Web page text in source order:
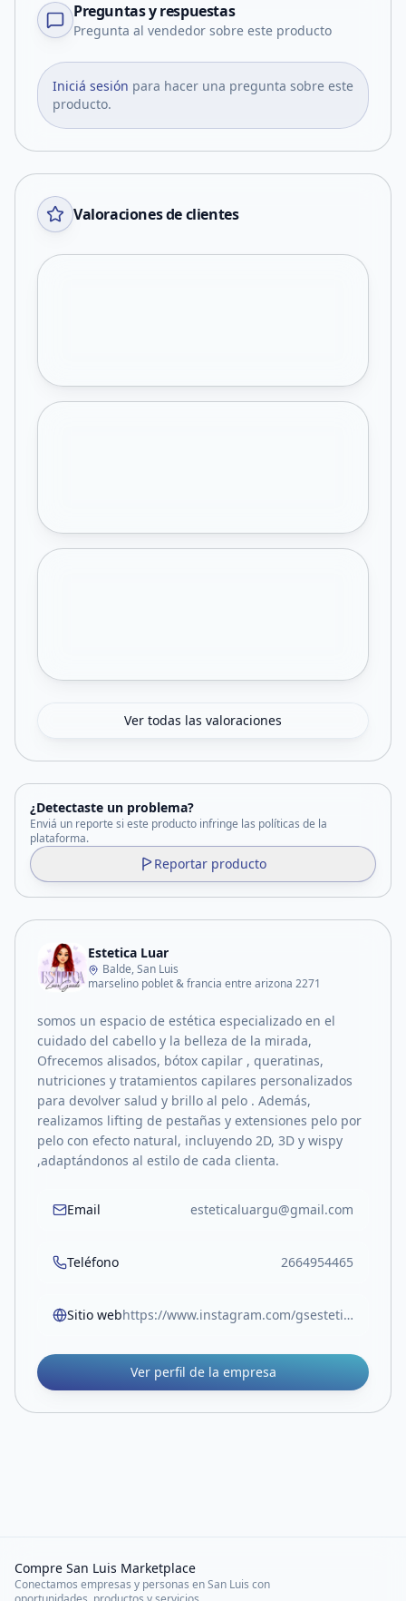
Preguntas y respuestas
Pregunta al vendedor sobre este producto
Iniciá sesión para hacer una pregunta sobre este
producto.
Valoraciones de clientes
Ver todas las valoraciones
¿Detectaste un problema?
Enviá un reporte si este producto infringe las políticas de la
plataforma.
Reportar producto
Estetica Luar
Balde, San Luis
marselino poblet & francia entre arizona 2271
somos un espacio de estética especializado en el
cuidado del cabello y la belleza de la mirada,
Ofrecemos alisados, bótox capilar , queratinas,
nutriciones y tratamientos capilares personalizados
para devolver salud y brillo al pelo . Además,
realizamos lifting de pestañas y extensiones pelo por
pelo con efecto natural, incluyendo 2D, 3D y wispy
,adaptándonos al estilo de cada clienta.
Email esteticaluargu@gmail.com
Teléfono 2664954465
Sitio web https://www.instagram.com/gsesteticaluar?igsh=emZ4N2NndjRnbXRv
Ver perfil de la empresa
Compre San Luis Marketplace
Conectamos empresas y personas en San Luis con